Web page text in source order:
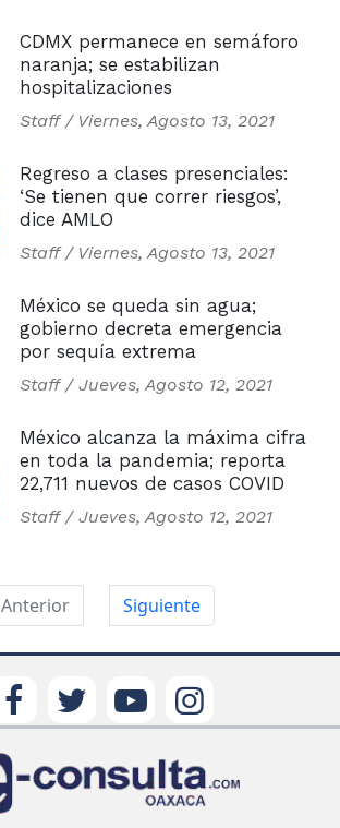
CDMX permanece en semáforo
naranja; se estabilizan
hospitalizaciones
Staff / Viernes, Agosto 13, 2021
Regreso a clases presenciales:
‘Se tienen que correr riesgos’,
dice AMLO
Staff / Viernes, Agosto 13, 2021
México se queda sin agua;
gobierno decreta emergencia
por sequía extrema
Staff / Jueves, Agosto 12, 2021
México alcanza la máxima cifra
en toda la pandemia; reporta
22,711 nuevos de casos COVID
Staff / Jueves, Agosto 12, 2021
Anterior Siguiente